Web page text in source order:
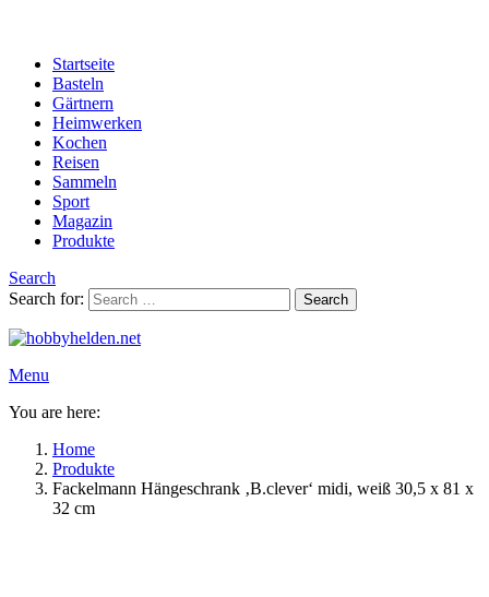
Startseite
Basteln
Gärtnern
Heimwerken
Kochen
Reisen
Sammeln
Sport
Magazin
Produkte
Search
Search for:
Search
Menu
You are here:
Home
Produkte
Fackelmann Hängeschrank ‚B.clever‘ midi, weiß 30,5 x 81 x
32 cm